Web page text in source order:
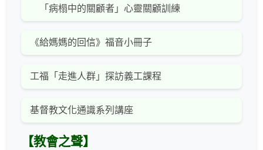
「病榻中的關顧者」心靈關顧訓練
《給媽媽的回信》福音小冊子
工福「走進人群」探訪義工課程
基督教文化通識系列講座
【教會之聲】